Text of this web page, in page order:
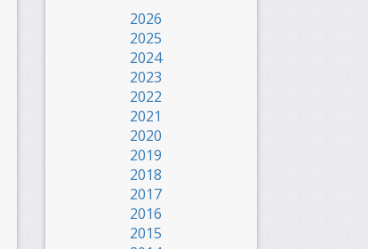
2026
2025
2024
2023
2022
2021
2020
2019
2018
2017
2016
2015